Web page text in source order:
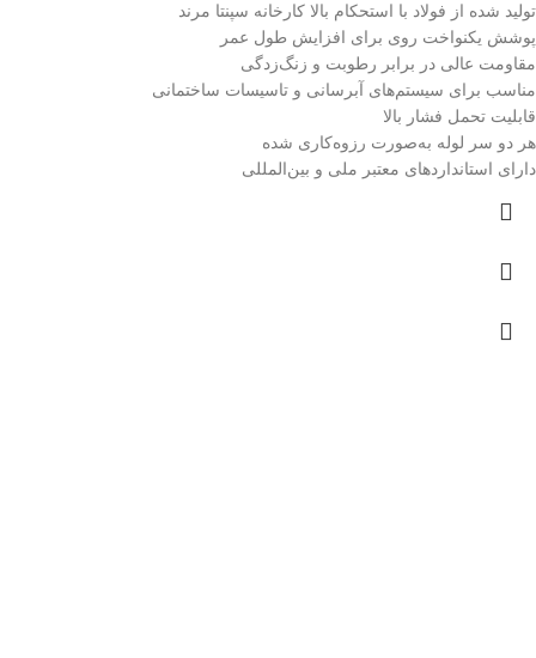
تولید شده از فولاد با استحکام بالا کارخانه سپنتا مرند
پوشش یکنواخت روی برای افزایش طول عمر
مقاومت عالی در برابر رطوبت و زنگ‌زدگی
مناسب برای سیستم‌های آبرسانی و تاسیسات ساختمانی
قابلیت تحمل فشار بالا
هر دو سر لوله به‌صورت رزوه‌کاری شده
دارای استانداردهای معتبر ملی و بین‌المللی